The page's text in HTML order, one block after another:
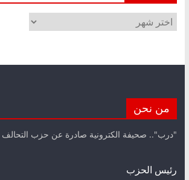
الأرشيف
من نحن
"درب".. صحيفة الكترونية صادرة عن حزب التحالف
رئيس الحزب